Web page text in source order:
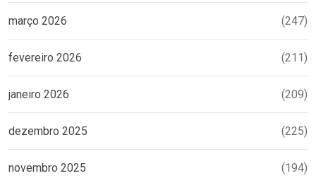
março 2026 (247)
fevereiro 2026 (211)
janeiro 2026 (209)
dezembro 2025 (225)
novembro 2025 (194)